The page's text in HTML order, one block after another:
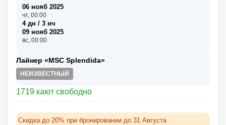
06 нояб 2025
чт, 00:00
4 дн / 3 нч
09 нояб 2025
вс, 00:00
Лайнер «MSC Splendida»
НЕИЗВЕСТНЫЙ
1719 кают свободно
Скидка до 20% при бронировании до 31 Августа